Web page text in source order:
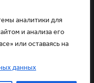
аналитики для
и анализа его
или оставаясь на
данных
персональных